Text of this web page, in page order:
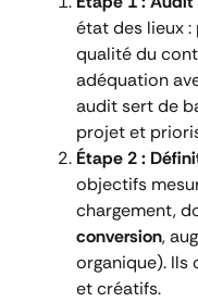
état des lieux
qualité du
adéquation
audit sert de
projet et
Étape 2 :
objectifs
chargement,
conversion,
organique). Ils
et créatifs.